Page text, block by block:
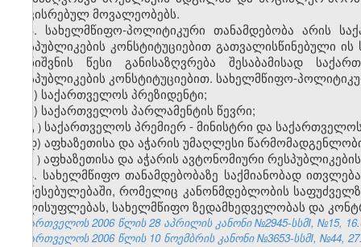
დაკისრებულ მოვალეობებს.
3. სახელმწიფო-პოლიტიკური თანამდებობა არის
რესპუბლიკების კონსტიტუციებით გათვალისწინებული
დანიშვნის წესი განისაზღვრება შესაბამისად
რესპუბლიკების კონსტიტუციებით. სახელმწიფო-
ა) საქართველოს პრეზიდენტი;
ბ) საქართველოს პარლამენტის წევრი;
გ ) საქართველოს პრემიერ-მინისტრი და
დ) აფხაზეთისა და აჭარის უმაღლესი
) აფხაზეთისა და აჭარის ავტონომიური რესპუბლიკების
4. სახელმწიფო თანამდებობაზე საქმიანობად
დაწესებულებაში, რომელიც კანონმდებლობის
ხელისუფლებას, სახელმწიფო ზედამხედველობას და
საქართველოს 2006 წლის 28 აპრილის კანონი №2945-სსმI, №15,
საქართველოს 2006 წლის 10 ნოემბრის კანონი №3653-სსმI, №44,